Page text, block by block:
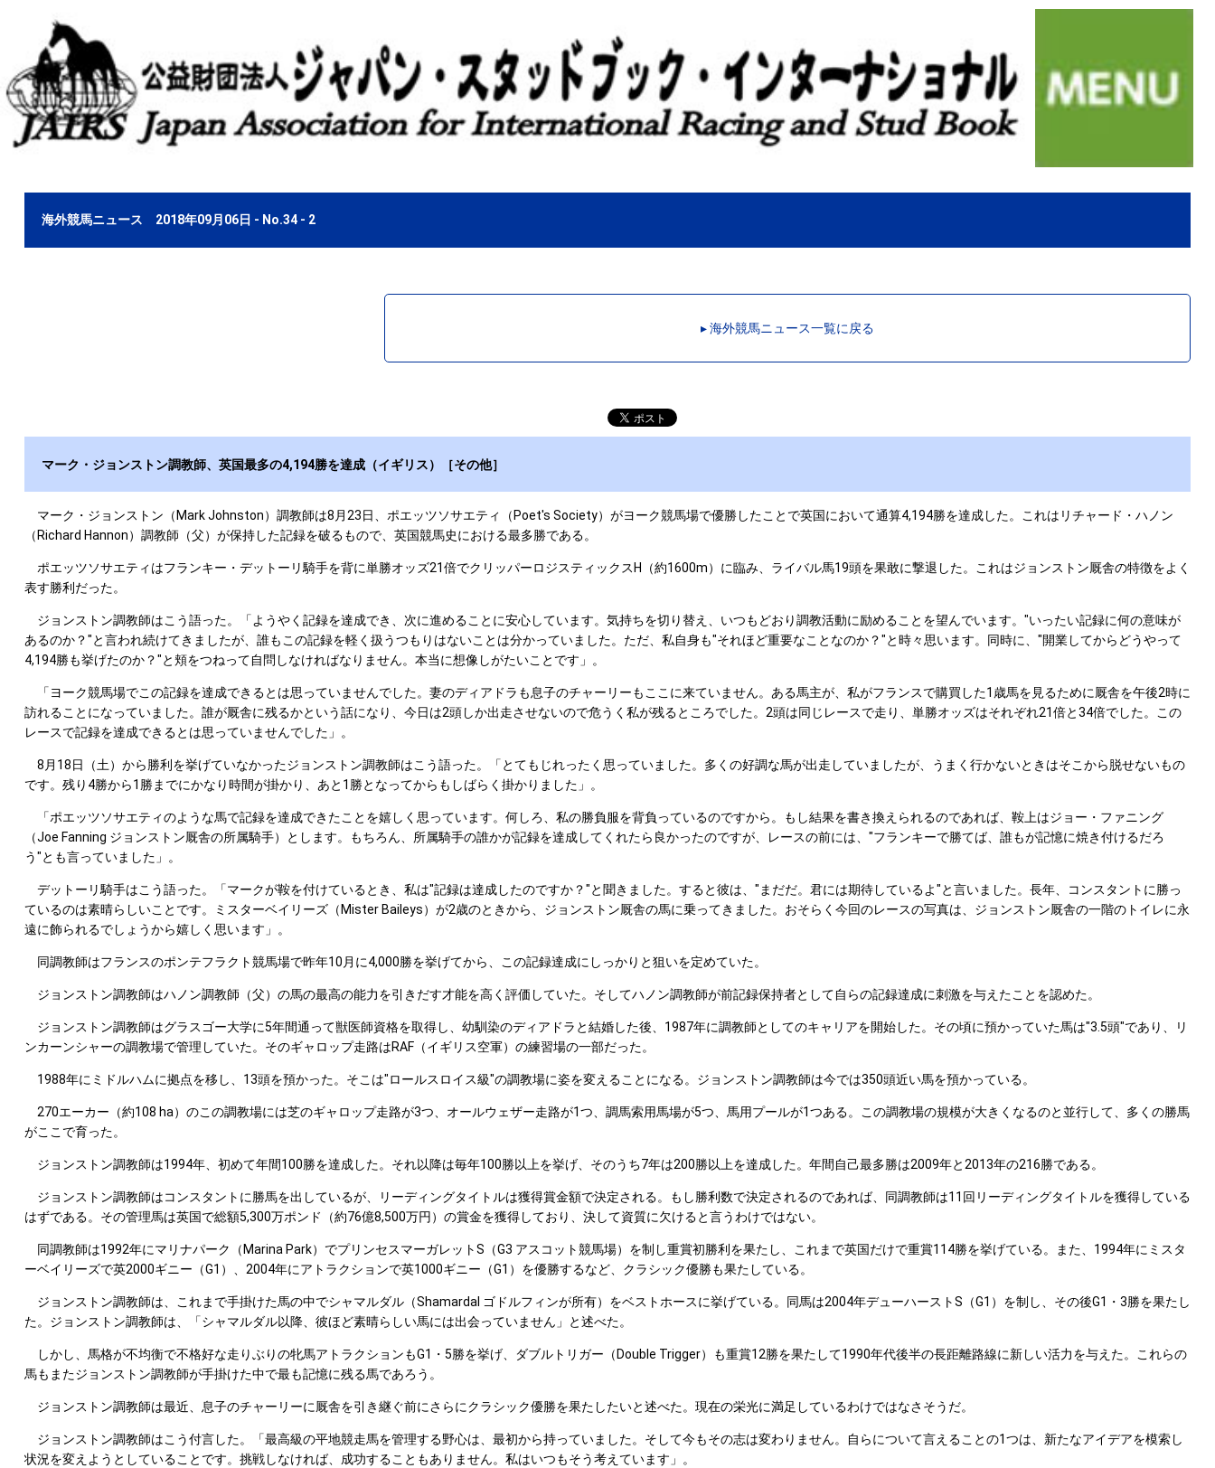
海外競馬ニュース 2018年09月06日 - No.34 - 2
▸ 海外競馬ニュース一覧に戻る
マーク・ジョンストン調教師、英国最多の4,194勝を達成（イギリス）［その他］
マーク・ジョンストン（Mark Johnston）調教師は8月23日、ポエッツソサエティ（Poet's Society）がヨーク競馬場で優勝したことで英国において通算4,194勝を達成した。これはリチャード・ハノン
（Richard Hannon）調教師（父）が保持した記録を破るもので、英国競馬史における最多勝である。
ポエッツソサエティはフランキー・デットーリ騎手を背に単勝オッズ21倍でクリッパーロジスティックスH（約1600m）に臨み、ライバル馬19頭を果敢に撃退した。これはジョンストン厩舎の特徴をよく
表す勝利だった。
ジョンストン調教師はこう語った。「ようやく記録を達成でき、次に進めることに安心しています。気持ちを切り替え、いつもどおり調教活動に励めることを望んでいます。"いったい記録に何の意味が
あるのか？"と言われ続けてきましたが、誰もこの記録を軽く扱うつもりはないことは分かっていました。ただ、私自身も"それほど重要なことなのか？"と時々思います。同時に、"開業してからどうやって
4,194勝も挙げたのか？"と頬をつねって自問しなければなりません。本当に想像しがたいことです」。
「ヨーク競馬場でこの記録を達成できるとは思っていませんでした。妻のディアドラも息子のチャーリーもここに来ていません。ある馬主が、私がフランスで購買した1歳馬を見るために厩舎を午後2時に
訪れることになっていました。誰が厩舎に残るかという話になり、今日は2頭しか出走させないので危うく私が残るところでした。2頭は同じレースで走り、単勝オッズはそれぞれ21倍と34倍でした。この
レースで記録を達成できるとは思っていませんでした」。
8月18日（土）から勝利を挙げていなかったジョンストン調教師はこう語った。「とてもじれったく思っていました。多くの好調な馬が出走していましたが、うまく行かないときはそこから脱せないもの
です。残り4勝から1勝までにかなり時間が掛かり、あと1勝となってからもしばらく掛かりました」。
「ポエッツソサエティのような馬で記録を達成できたことを嬉しく思っています。何しろ、私の勝負服を背負っているのですから。もし結果を書き換えられるのであれば、鞍上はジョー・ファニング
（Joe Fanning ジョンストン厩舎の所属騎手）とします。もちろん、所属騎手の誰かが記録を達成してくれたら良かったのですが、レースの前には、"フランキーで勝てば、誰もが記憶に焼き付けるだろ
う"とも言っていました」。
デットーリ騎手はこう語った。「マークが鞍を付けているとき、私は"記録は達成したのですか？"と聞きました。すると彼は、"まだだ。君には期待しているよ"と言いました。長年、コンスタントに勝っ
ているのは素晴らしいことです。ミスターベイリーズ（Mister Baileys）が2歳のときから、ジョンストン厩舎の馬に乗ってきました。おそらく今回のレースの写真は、ジョンストン厩舎の一階のトイレに永
遠に飾られるでしょうから嬉しく思います」。
同調教師はフランスのポンテフラクト競馬場で昨年10月に4,000勝を挙げてから、この記録達成にしっかりと狙いを定めていた。
ジョンストン調教師はハノン調教師（父）の馬の最高の能力を引きだす才能を高く評価していた。そしてハノン調教師が前記録保持者として自らの記録達成に刺激を与えたことを認めた。
ジョンストン調教師はグラスゴー大学に5年間通って獣医師資格を取得し、幼馴染のディアドラと結婚した後、1987年に調教師としてのキャリアを開始した。その頃に預かっていた馬は"3.5頭"であり、リ
ンカーンシャーの調教場で管理していた。そのギャロップ走路はRAF（イギリス空軍）の練習場の一部だった。
1988年にミドルハムに拠点を移し、13頭を預かった。そこは"ロールスロイス級"の調教場に姿を変えることになる。ジョンストン調教師は今では350頭近い馬を預かっている。
270エーカー（約108 ha）のこの調教場には芝のギャロップ走路が3つ、オールウェザー走路が1つ、調馬索用馬場が5つ、馬用プールが1つある。この調教場の規模が大きくなるのと並行して、多くの勝馬
がここで育った。
ジョンストン調教師は1994年、初めて年間100勝を達成した。それ以降は毎年100勝以上を挙げ、そのうち7年は200勝以上を達成した。年間自己最多勝は2009年と2013年の216勝である。
ジョンストン調教師はコンスタントに勝馬を出しているが、リーディングタイトルは獲得賞金額で決定される。もし勝利数で決定されるのであれば、同調教師は11回リーディングタイトルを獲得している
はずである。その管理馬は英国で総額5,300万ポンド（約76億8,500万円）の賞金を獲得しており、決して資質に欠けると言うわけではない。
同調教師は1992年にマリナパーク（Marina Park）でプリンセスマーガレットS（G3 アスコット競馬場）を制し重賞初勝利を果たし、これまで英国だけで重賞114勝を挙げている。また、1994年にミスタ
ーベイリーズで英2000ギニー（G1）、2004年にアトラクションで英1000ギニー（G1）を優勝するなど、クラシック優勝も果たしている。
ジョンストン調教師は、これまで手掛けた馬の中でシャマルダル（Shamardal ゴドルフィンが所有）をベストホースに挙げている。同馬は2004年デューハーストS（G1）を制し、その後G1・3勝を果たし
た。ジョンストン調教師は、「シャマルダル以降、彼ほど素晴らしい馬には出会っていません」と述べた。
しかし、馬格が不均衡で不格好な走りぶりの牝馬アトラクションもG1・5勝を挙げ、ダブルトリガー（Double Trigger）も重賞12勝を果たして1990年代後半の長距離路線に新しい活力を与えた。これらの
馬もまたジョンストン調教師が手掛けた中で最も記憶に残る馬であろう。
ジョンストン調教師は最近、息子のチャーリーに厩舎を引き継ぐ前にさらにクラシック優勝を果たしたいと述べた。現在の栄光に満足しているわけではなさそうだ。
ジョンストン調教師はこう付言した。「最高級の平地競走馬を管理する野心は、最初から持っていました。そして今もその志は変わりません。自らについて言えることの1つは、新たなアイデアを模索し
状況を変えようとしていることです。挑戦しなければ、成功することもありません。私はいつもそう考えています」。